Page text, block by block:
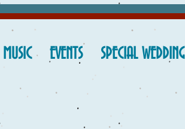
MUSIC EVENTS SPECIAL WEDDING